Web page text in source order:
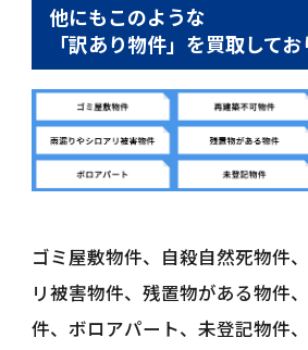
他にもこのような
「訳あり物件」を買取して
ゴミ屋敷物件、自殺自然死物件
リ被害物件、残置物がある物件
件、ボロアパート、未登記物件